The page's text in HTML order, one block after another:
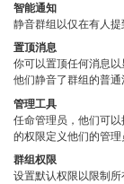
智能通知
静音群组以仅在有人提
置顶消息
你可以置顶任何消息
他们静音了群组的普通
管理工具
任命管理员，他们可
的权限定义他们的管理
群组权限
设置默认权限以限制